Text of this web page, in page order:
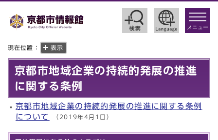
toggle
メニュー
現在位置： 表示
京都市地域企業の持続的発展の推進
に関する条例
京都市地域企業の持続的発展の推進に関する条例
について （2019年4月1日）